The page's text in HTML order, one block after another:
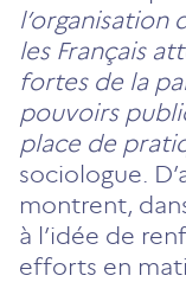
l’organisation
les Français
fortes de la
pouvoirs
place de
sociologue.
montrent,
à l’idée de
efforts en